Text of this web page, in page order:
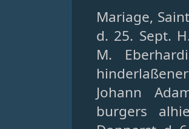
Mariage,
d. 25. Sept.
M.
Johann
burgers